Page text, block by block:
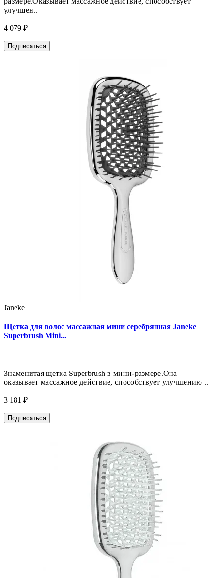
улучшен..
4 079 ₽
Подписаться
Janeke
Щетка для волос массажная мини серебрянная Janeke
Superbrush Mini...
Знаменитая щетка Superbrush в мини-размере.Она
оказывает массажное действие, способствует улучшению ..
3 181 ₽
Подписаться